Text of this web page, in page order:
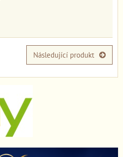
Následující produkt